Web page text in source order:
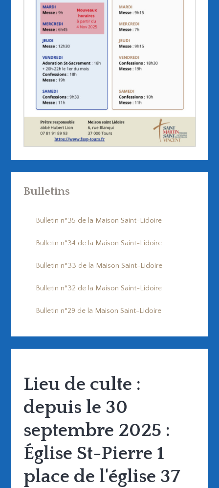
Bulletins
Bulletin n°35 de la Maison Saint-Lidoire
Bulletin n°34 de la Maison Saint-Lidoire
Bulletin n°33 de la Maison Saint-Lidoire
Bulletin n°32 de la Maison Saint-Lidoire
Bulletin n°29 de la Maison Saint-Lidoire
Lieu de culte :
depuis le 30
septembre 2025 :
Église St-Pierre 1
place de l'église 37